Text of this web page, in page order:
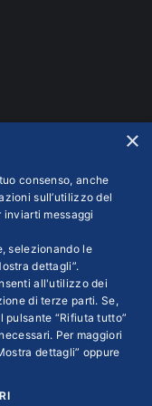
×
consenso, anche
sull’utilizzo del
messaggi
selezionando le
dettagli”.
all'utilizzo dei
di terze parti. Se,
“Rifiuta tutto”
Per maggiori
dettagli” oppure